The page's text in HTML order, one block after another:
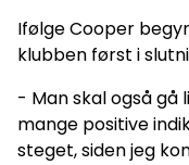
Ifølge Cooper
klubben først i
- Man skal også gå
mange positive
steget, siden jeg